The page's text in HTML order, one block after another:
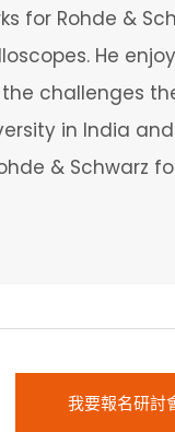
for Rohde &
He
challenges
in India
& Schwarz
我要報名研討